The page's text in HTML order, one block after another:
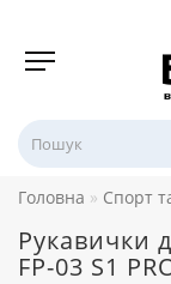
Головна Спорт
Рукавички
FP-03 S1